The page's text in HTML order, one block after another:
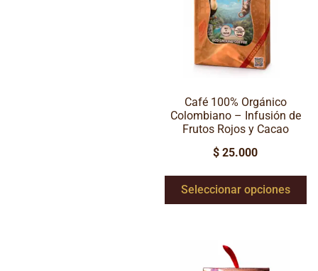
Café 100% Orgánico
Colombiano – Infusión de
Frutos Rojos y Cacao
$ 25.000
Seleccionar opciones